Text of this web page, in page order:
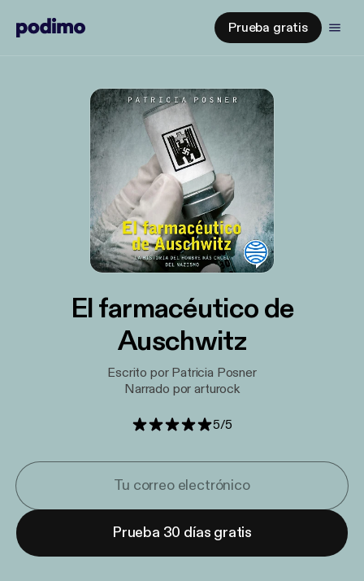
Prueba gratis
El farmacéutico de
Auschwitz
Escrito por Patricia Posner
Narrado por arturock
5/5
Prueba 30 días gratis